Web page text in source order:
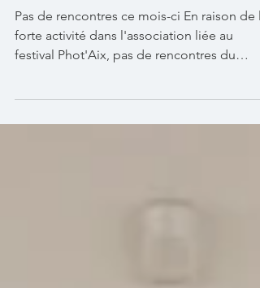
Pas de rencontres ce mois-ci En raison de la
forte activité dans l'association liée au
festival Phot'Aix, pas de rencontres du